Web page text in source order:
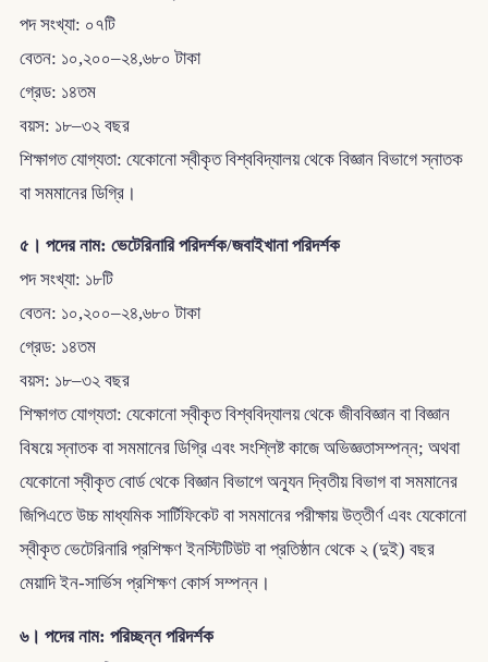
পদ সংখ্যা: ০৭টি
বেতন: ১০,২০০–২৪,৬৮০ টাকা
গ্রেড: ১৪তম
বয়স: ১৮–৩২ বছর
শিক্ষাগত যোগ্যতা: যেকোনো স্বীকৃত বিশ্ববিদ্যালয় থেকে বিজ্ঞান বিভাগে স্নাতক
বা সমমানের ডিগ্রি।
৫। পদের নাম: ভেটেরিনারি পরিদর্শক/জবাইখানা পরিদর্শক
পদ সংখ্যা: ১৮টি
বেতন: ১০,২০০–২৪,৬৮০ টাকা
গ্রেড: ১৪তম
বয়স: ১৮–৩২ বছর
শিক্ষাগত যোগ্যতা: যেকোনো স্বীকৃত বিশ্ববিদ্যালয় থেকে জীববিজ্ঞান বা বিজ্ঞান
বিষয়ে স্নাতক বা সমমানের ডিগ্রি এবং সংশ্লিষ্ট কাজে অভিজ্ঞতাসম্পন্ন; অথবা
যেকোনো স্বীকৃত বোর্ড থেকে বিজ্ঞান বিভাগে অন্যূন দ্বিতীয় বিভাগ বা সমমানের
জিপিএতে উচ্চ মাধ্যমিক সার্টিফিকেট বা সমমানের পরীক্ষায় উত্তীর্ণ এবং যেকোনো
স্বীকৃত ভেটেরিনারি প্রশিক্ষণ ইনস্টিটিউট বা প্রতিষ্ঠান থেকে ২ (দুই) বছর
মেয়াদি ইন-সার্ভিস প্রশিক্ষণ কোর্স সম্পন্ন।
৬। পদের নাম: পরিচ্ছন্ন পরিদর্শক